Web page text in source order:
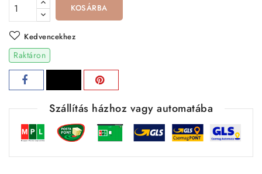
KOSÁRBA
Kedvencekhez
Raktáron
Szállítás házhoz vagy automatába